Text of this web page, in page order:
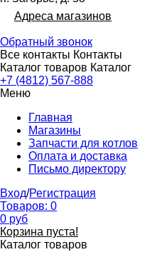
Адреса магазинов
Обратный звонок
Все контакты Контакты
Каталог товаров Каталог
+7 (4812) 567-888
Меню
Главная
Магазины
Запчасти для котлов
Оплата и доставка
Письмо директору
Вход/Регистрация
Товаров: 0
0 руб
Корзина пуста!
Каталог товаров